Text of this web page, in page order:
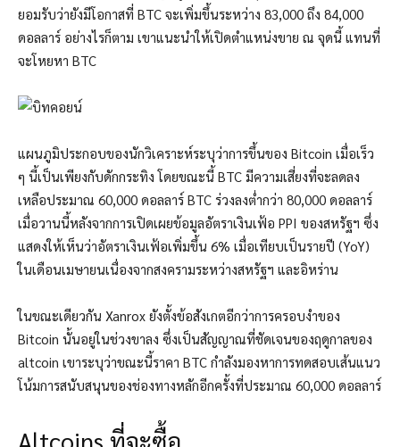
ยอมรับว่ายังมีโอกาสที่ BTC จะเพิ่มขึ้นระหว่าง 83,000 ถึง 84,000
ดอลลาร์ อย่างไรก็ตาม เขาแนะนำให้เปิดตำแหน่งขาย ณ จุดนี้ แทนที่
จะโหยหา BTC
แผนภูมิประกอบของนักวิเคราะห์ระบุว่าการขึ้นของ Bitcoin เมื่อเร็ว
ๆ นี้เป็นเพียงกับดักกระทิง โดยขณะนี้ BTC มีความเสี่ยงที่จะลดลง
เหลือประมาณ 60,000 ดอลลาร์ BTC ร่วงลงต่ำกว่า 80,000 ดอลลาร์
เมื่อวานนี้หลังจากการเปิดเผยข้อมูลอัตราเงินเฟ้อ PPI ของสหรัฐฯ ซึ่ง
แสดงให้เห็นว่าอัตราเงินเฟ้อเพิ่มขึ้น 6% เมื่อเทียบเป็นรายปี (YoY)
ในเดือนเมษายนเนื่องจากสงครามระหว่างสหรัฐฯ และอิหร่าน
ในขณะเดียวกัน Xanrox ยังตั้งข้อสังเกตอีกว่าการครอบงำของ
Bitcoin นั้นอยู่ในช่วงขาลง ซึ่งเป็นสัญญาณที่ชัดเจนของฤดูกาลของ
altcoin เขาระบุว่าขณะนี้ราคา BTC กำลังมองหาการทดสอบเส้นแนว
โน้มการสนับสนุนของช่องทางหลักอีกครั้งที่ประมาณ 60,000 ดอลลาร์
Altcoins ที่จะซื้อ